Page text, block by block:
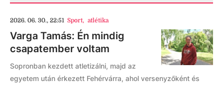
2026. 06. 30., 22:51 Sport, atlétika
Varga Tamás: Én mindig
csapatember voltam
Sopronban kezdett atletizálni, majd az
egyetem után érkezett Fehérvárra, ahol versenyzőként és